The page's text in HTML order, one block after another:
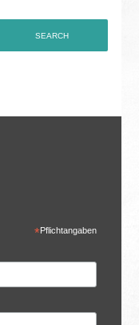
*Pflichtangaben